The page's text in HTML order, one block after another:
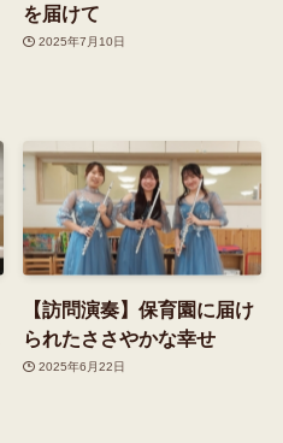
を届けて
2025年7月10日
【訪問演奏】保育園に届け
られたささやかな幸せ
2025年6月22日